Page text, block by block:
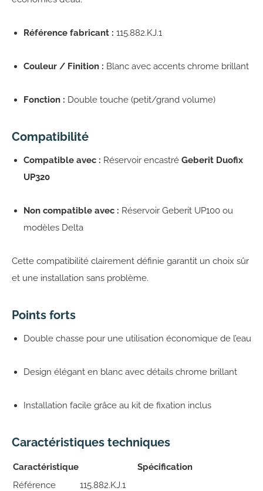
Référence fabricant : 115.882.KJ.1
Couleur / Finition : Blanc avec accents chrome brillant
Fonction : Double touche (petit/grand volume)
Compatibilité
Compatible avec : Réservoir encastré Geberit Duofix
UP320
Non compatible avec : Réservoir Geberit UP100 ou
modèles Delta
Cette compatibilité clairement définie garantit un choix sûr
et une installation sans problème.
Points forts
Double chasse pour une utilisation économique de l’eau
Design élégant en blanc avec détails chrome brillant
Installation facile grâce au kit de fixation inclus
Caractéristiques techniques
Caractéristique
Spécification
Référence
115.882.KJ.1